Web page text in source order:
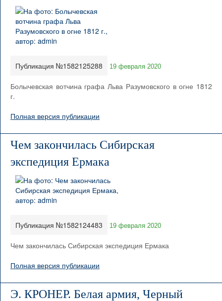
Публикация №1582125288 19 февраля 2020
Болычевская вотчина графа Льва Разумовского в огне 1812
г.
Полная версия публикации
Чем закончилась Сибирская
экспедиция Ермака
Публикация №1582124483 19 февраля 2020
Чем закончилась Сибирская экспедиция Ермака
Полная версия публикации
Э. КРОНЕР. Белая армия, Черный